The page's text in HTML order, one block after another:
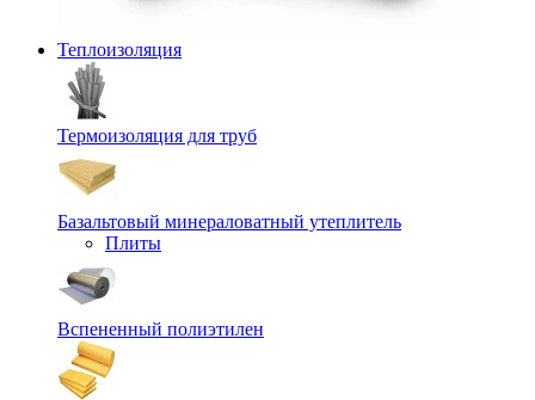
Теплоизоляция
Термоизоляция для труб
Базальтовый минераловатный утеплитель
Плиты
Вспененный полиэтилен